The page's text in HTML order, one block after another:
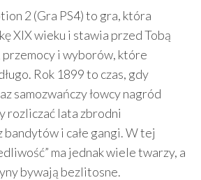
2 (Gra PS4) to gra, która
XIX wieku i stawia przed Tobą
przemocy i wyborów, które
Rok 1899 to czas, gdy
samozwańczy łowcy nagród
rozliczać lata zbrodni
bandytów i całe gangi. W tej
ma jednak wiele twarzy, a
bywają bezlitosne.